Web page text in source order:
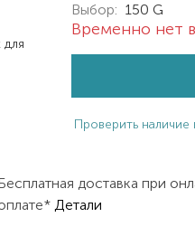
для
Выбор: 150 G
Временно нет
Проверить наличие
доставка при
Детали